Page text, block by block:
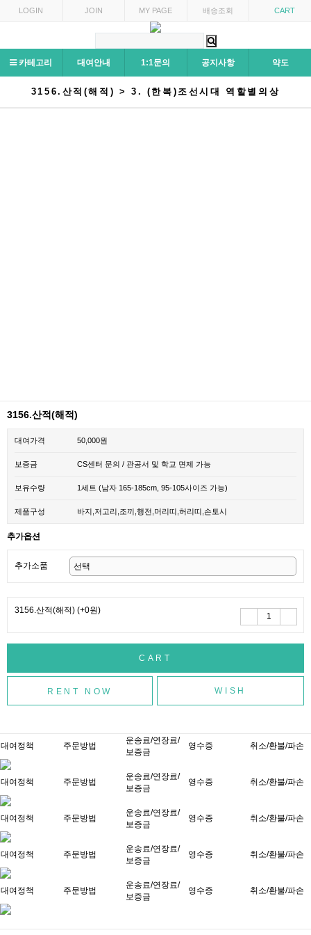
LOGIN JOIN MY PAGE 배송조회 CART
카테고리 대여안내 1:1문의 공지사항 약도
3156.산적(해적) > 3. (한복)조선시대 역할별의상
3156.산적(해적)
대여가격 50,000원
보증금 CS센터 문의 / 관공서 및 학교 면제 가능
보유수량 1세트 (남자 165-185cm, 95-105사이즈 가능)
제품구성 바지,저고리,조끼,행전,머리띠,허리띠,손토시
추가옵션
추가소품
3156.산적(해적) (+0원)
WISH
대여정책 주문방법
운송료/연장료/
보증금
영수증 취소/환불/파손
대여정책 주문방법
운송료/연장료/
보증금
영수증 취소/환불/파손
대여정책 주문방법
운송료/연장료/
보증금
영수증 취소/환불/파손
대여정책 주문방법
운송료/연장료/
보증금
영수증 취소/환불/파손
대여정책 주문방법
운송료/연장료/
보증금
영수증 취소/환불/파손